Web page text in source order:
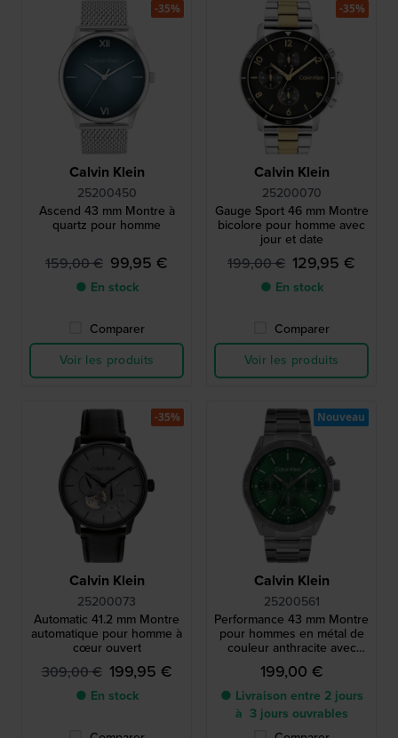
Calvin Klein
25200450
Ascend 43 mm Montre à
quartz pour homme
159,00 € 99,95 €
● En stock
Comparer
Voir les produits
-35%
Calvin Klein
25200070
Gauge Sport 46 mm Montre
bicolore pour homme avec
jour et date
199,00 € 129,95 €
● En stock
Comparer
Voir les produits
-35%
Calvin Klein
25200073
Automatic 41.2 mm Montre
automatique pour homme à
cœur ouvert
309,00 € 199,95 €
● En stock
-35%
Calvin Klein
25200561
Performance 43 mm Montre
pour hommes en métal de
couleur anthracite avec
affichage jour-date
199,00 €
● Livraison entre 2 jours
à 3 jours ouvrables
Nouveau